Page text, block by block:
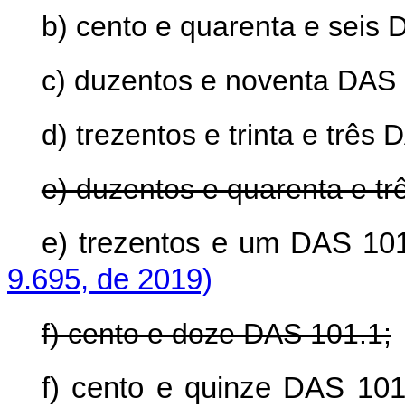
b) cento e quarenta e seis
c) duzentos e noventa DAS
d) trezentos e trinta e três
e) duzentos e quarenta e
e) trezentos e um DAS
9.695, de 2019)
f) cento e doze DAS 101.1;
f) cento e quinze DAS